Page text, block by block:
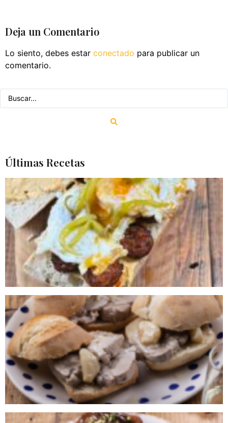
Deja un Comentario
Lo siento, debes estar conectado para publicar un
comentario.
Últimas Recetas